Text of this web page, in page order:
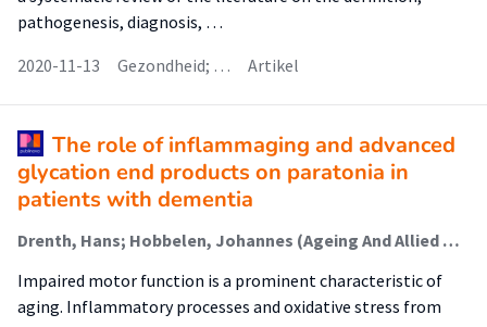
pathogenesis, diagnosis, …
2020-11-13
Gezondheid; … Artikel
The role of inflammaging and advanced
glycation end products on paratonia in
patients with dementia
Drenth, Hans; Hobbelen, Johannes (Ageing And Allied Health Care); Zuidema, Sytse U; Bautmans, Ivan
Impaired motor function is a prominent characteristic of
aging. Inflammatory processes and oxidative stress from